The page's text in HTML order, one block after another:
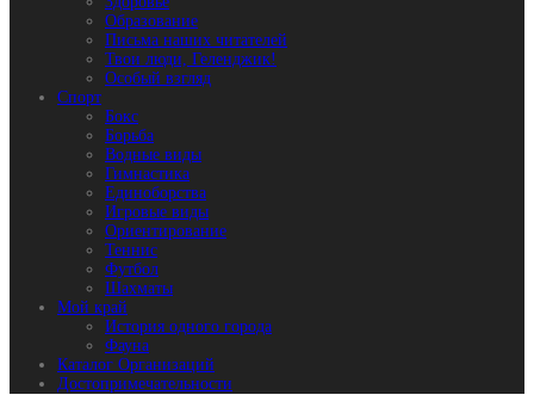
Образование
Письма наших читателей
Твои люди, Геленджик!
Особый взгляд
Спорт
Бокс
Борьба
Водные виды
Гимнастика
Единоборства
Игровые виды
Ориентирование
Теннис
Футбол
Шахматы
Мой край
История одного города
Фауна
Каталог Организаций
Достопримечательности